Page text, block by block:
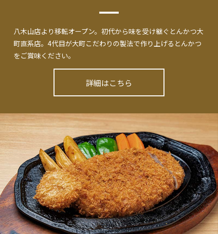
八木山店より移転オープン。初代から味を受け継ぐとんかつ大
町直系店。 4代目が大町こだわりの製法で作り上げるとんかつ
をご賞味ください。
詳細はこちら